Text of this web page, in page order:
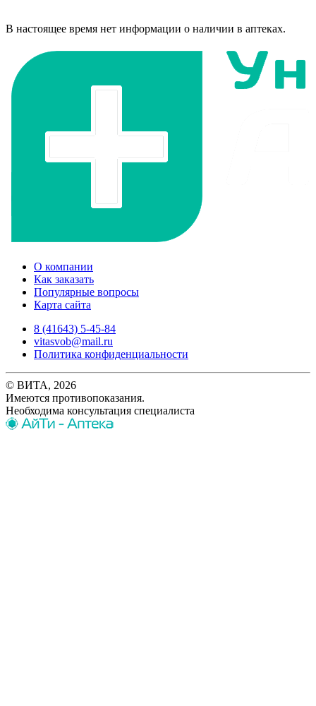
В настоящее время нет информации о наличии в аптеках.
О компании
Как заказать
Популярные вопросы
Карта сайта
8 (41643) 5-45-84
vitasvob@mail.ru
Политика конфиденциальности
© ВИТА, 2026
Имеются противопоказания.
Необходима консультация специалиста